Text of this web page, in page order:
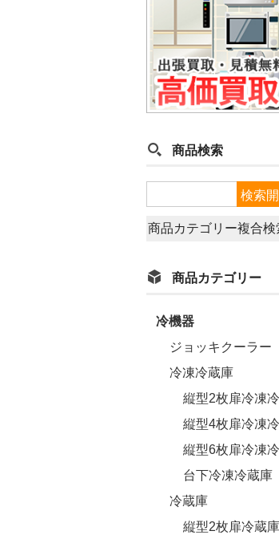
商品検索
商品カテゴリー複合検
商品カテゴリー
冷機器
ジョッキクーラー
冷凍冷蔵庫
縦型2枚扉冷凍
縦型4枚扉冷凍
縦型6枚扉冷凍
台下冷凍冷蔵庫
冷蔵庫
縦型2枚扉冷蔵庫